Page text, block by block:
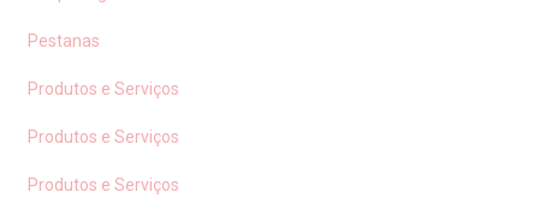
Pestanas
Produtos e Serviços
Produtos e Serviços
Produtos e Serviços